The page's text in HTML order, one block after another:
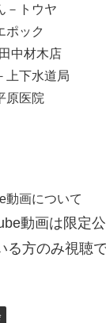
トウヤ
ック
中材木店
下水道局
医院
動画について
動画は限定
る方のみ視聴